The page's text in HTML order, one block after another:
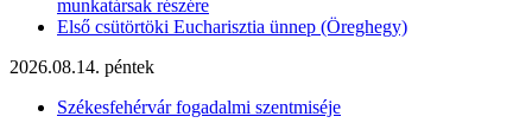
munkatársak részére
Első csütörtöki Eucharisztia ünnep (Öreghegy)
2026.08.14. péntek
Székesfehérvár fogadalmi szentmiséje